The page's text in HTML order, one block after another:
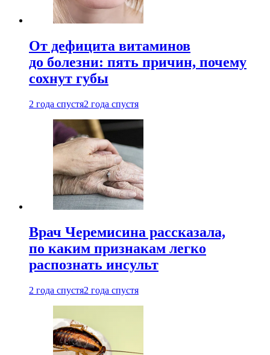
От дефицита витаминов
до болезни: пять причин, почему
сохнут губы
2 года спустя2 года спустя
Врач Черемисина рассказала,
по каким признакам легко
распознать инсульт
2 года спустя2 года спустя